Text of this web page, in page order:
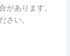
があります。
さい。